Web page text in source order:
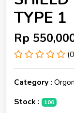
TYPE 1
Rp
Category :
Stock :
100